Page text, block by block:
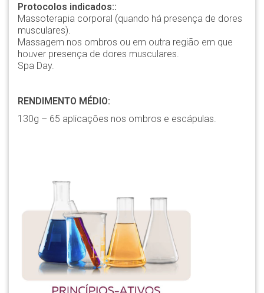
Protocolos indicados::
Massoterapia corporal (quando há presença de dores
musculares).
Massagem nos ombros ou em outra região em que
houver presença de dores musculares.
Spa Day.
RENDIMENTO MÉDIO:
130g – 65 aplicações nos ombros e escápulas.